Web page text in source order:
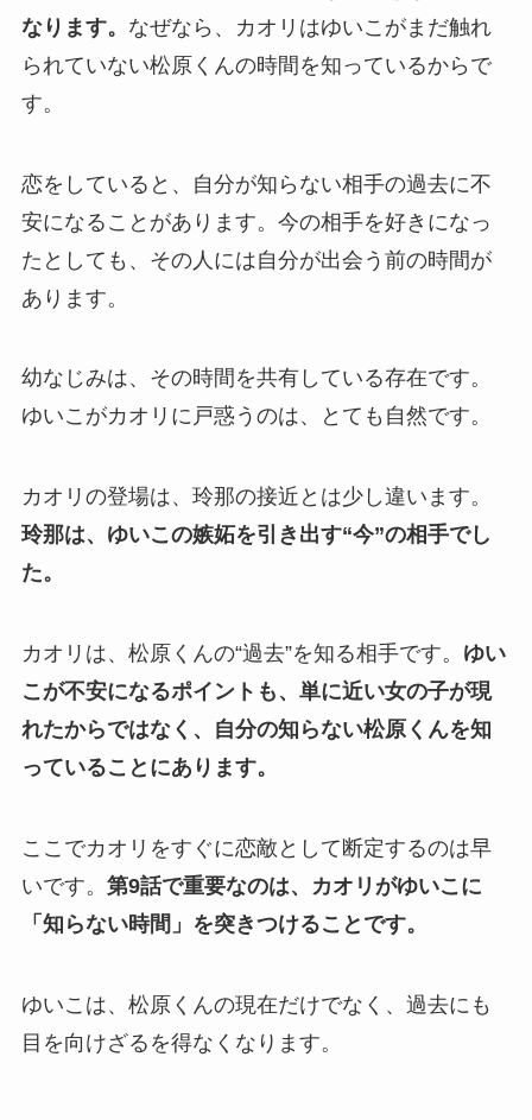
なります。 なぜなら、カオリはゆいこがまだ触れ
られていない松原くんの時間を知っているからで
す。
恋をしていると、自分が知らない相手の過去に不
安になることがあります。今の相手を好きになっ
たとしても、その人には自分が出会う前の時間が
あります。
幼なじみは、その時間を共有している存在です。
ゆいこがカオリに戸惑うのは、とても自然です。
カオリの登場は、玲那の接近とは少し違います。
玲那は、ゆいこの嫉妬を引き出す“今”の相手でし
た。
カオリは、松原くんの“過去”を知る相手です。 ゆい
こが不安になるポイントも、単に近い女の子が現
れたからではなく、自分の知らない松原くんを知
っていることにあります。
ここでカオリをすぐに恋敵として断定するのは早
いです。 第9話で重要なのは、カオリがゆいこに
「知らない時間」を突きつけることです。
ゆいこは、松原くんの現在だけでなく、過去にも
目を向けざるを得なくなります。